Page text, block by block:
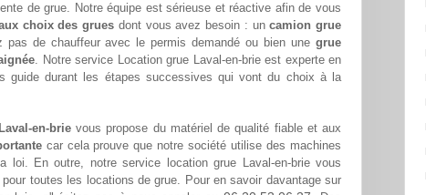
de grue. Notre équipe est sérieuse et réactive afin de vous
choix des grues dont vous avez besoin : uncamion grue
pas de chauffeur avec le permis demandé ou bien une grue
. Notre service Location grue Laval-en-brie est experte en
guide durant les étapes successives qui vont du choix à la
en-brievous propose du matériel de qualité fiable et aux
car cela prouve que notre société utilise des machines
loi. En outre, notre service location grue Laval-en-brie vous
toutes les locations de grue. Pour en savoir davantage sur